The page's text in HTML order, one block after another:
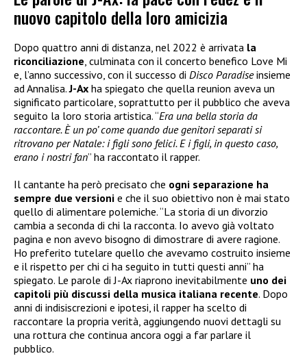
nuovo capitolo della loro amicizia
Dopo quattro anni di distanza, nel 2022 è arrivata la
riconciliazione , culminata con il concerto benefico Love Mi
e, l’anno successivo, con il successo di Disco Paradiseinsieme
ad Annalisa.J-Ax ha spiegato che quella reunion aveva un
significato particolare, soprattutto per il pubblico che aveva
seguito la loro storia artistica. “Era una bella storia da
raccontare. È un po’ come quando due genitori separati si
ritrovano per Natale: i figli sono felici. E i figli, in questo caso,
erano i nostri fan” ha raccontato il rapper.
Il cantante ha però precisato che ogni separazione ha
sempre due versioni e che il suo obiettivo non è mai stato
quello di alimentare polemiche. “La storia di un divorzio
cambia a seconda di chi la racconta. Io avevo già voltato
pagina e non avevo bisogno di dimostrare di avere ragione.
Ho preferito tutelare quello che avevamo costruito insieme
e il rispetto per chi ci ha seguito in tutti questi anni” ha
spiegato. Le parole di J-Ax riaprono inevitabilmente uno dei
capitoli più discussi della musica italiana recente. Dopo
anni di indisiscrezioni e ipotesi, il rapper ha scelto di
raccontare la propria verità, aggiungendo nuovi dettagli su
una rottura che continua ancora oggi a far parlare il
pubblico.